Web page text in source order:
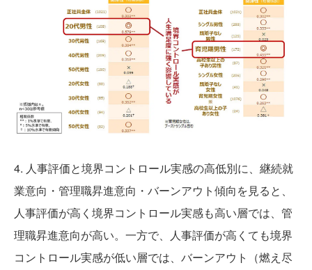
4. 人事評価と境界コントロール実感の高低別に、継続就
業意向・管理職昇進意向・バーンアウト傾向を見ると、
人事評価が高く境界コントロール実感も高い層では、管
理職昇進意向が高い。一方で、人事評価が高くても境界
コントロール実感が低い層では、バーンアウト（燃え尽